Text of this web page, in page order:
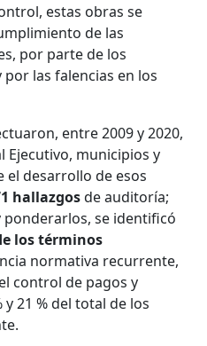
estas obras se
de las
por parte de los
las falencias en los
entre 2009 y 2020,
Ejecutivo, municipios y
el desarrollo de esos
hallazgosde auditoría;
se identificó
los términos
normativa recurrente,
control de pagos y
21 % del total de los